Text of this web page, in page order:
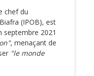
chef du
(IPOB), est
septembre 2021
, menaçant de
"le monde